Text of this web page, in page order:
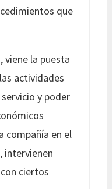
que
viene la puesta
actividades
y poder
compañía en el
intervienen
ciertos